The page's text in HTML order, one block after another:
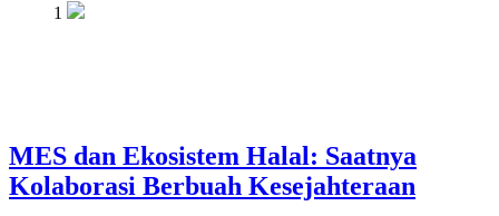
1
MES dan Ekosistem Halal: Saatnya
Kolaborasi Berbuah Kesejahteraan